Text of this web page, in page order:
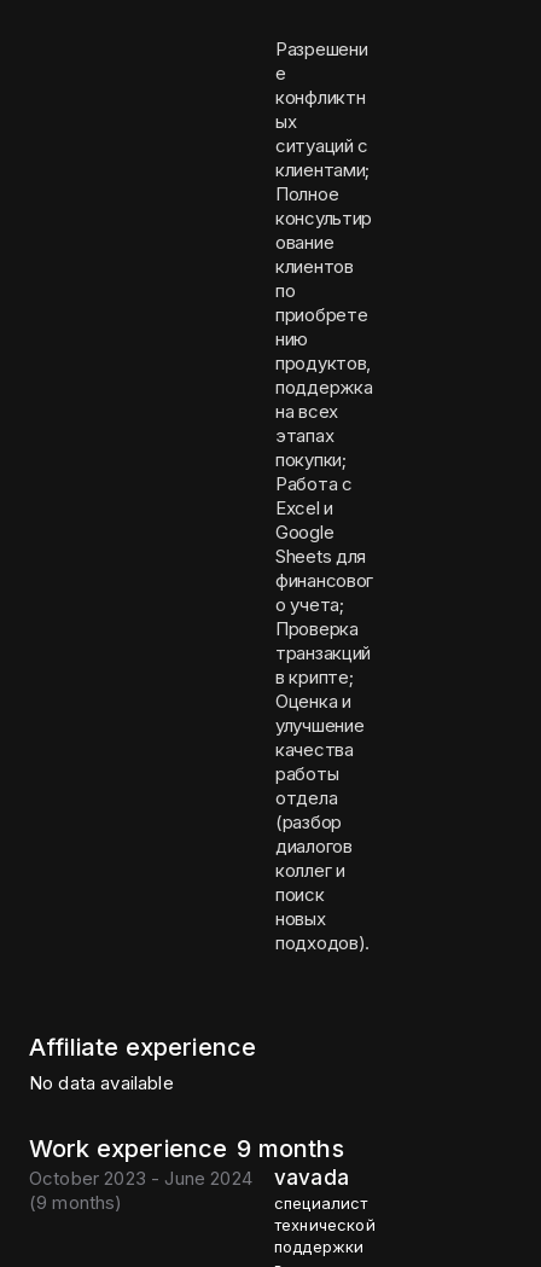
Разрешени
е
конфликтн
ых
ситуаций с
клиентами;
Полное
консультир
ование
клиентов
по
приобрете
нию
продуктов,
поддержка
на всех
этапах
покупки;
Работа с
Excel и
Google
Sheets для
финансовог
о учета;
Проверка
транзакций
в крипте;
Оценка и
улучшение
качества
работы
отдела
(разбор
диалогов
коллег и
поиск
новых
подходов).
Affiliate experience
No data available
Work experience 9 months
October 2023 - June 2024
(9 months)
vavada
специалист
технической
поддержки